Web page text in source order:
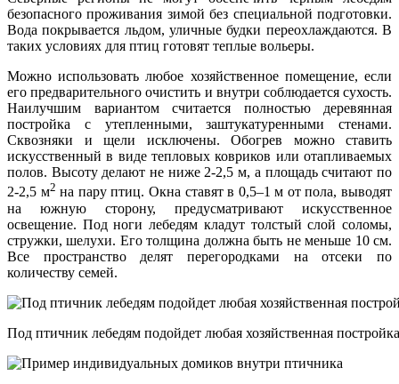
безопасного проживания зимой без специальной подготовки.
Вода покрывается льдом, уличные будки переохлаждаются. В
таких условиях для птиц готовят теплые вольеры.
Можно использовать любое хозяйственное помещение, если
его предварительного очистить и внутри соблюдается сухость.
Наилучшим вариантом считается полностью деревянная
постройка с утепленными, заштукатуренными стенами.
Сквозняки и щели исключены. Обогрев можно ставить
искусственный в виде тепловых ковриков или отапливаемых
полов. Высоту делают не ниже 2-2,5 м, а площадь считают по
2-2,5 м2 на пару птиц. Окна ставят в 0,5–1 м от пола, выводят
на южную сторону, предусматривают искусственное
освещение. Под ноги лебедям кладут толстый слой соломы,
стружки, шелухи. Его толщина должна быть не меньше 10 см.
Все пространство делят перегородками на отсеки по
количеству семей.
Под птичник лебедям подойдет любая хозяйственная постройка